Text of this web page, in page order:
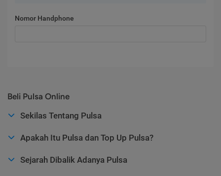
Nomor Handphone
Beli Pulsa Online
Sekilas Tentang Pulsa
Apakah Itu Pulsa dan Top Up Pulsa?
Sejarah Dibalik Adanya Pulsa